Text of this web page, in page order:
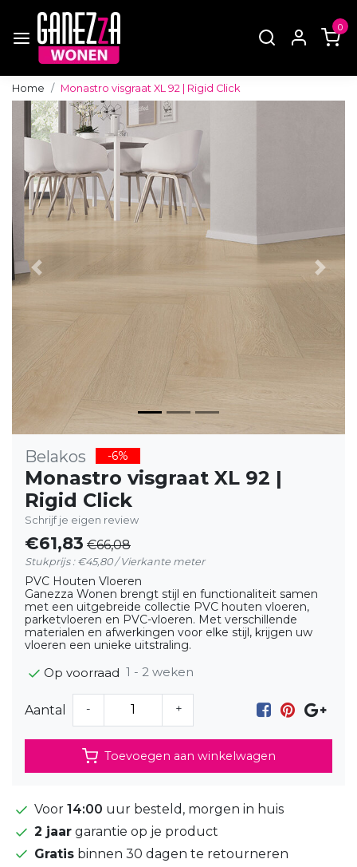
0
Home Monastro visgraat XL 92 | Rigid Click
Vorige
Belakos -6%
Monastro visgraat XL 92 |
Rigid Click
Schrijf je eigen review
€61,83 €66,08
Stukprijs : €45,80 / Vierkante meter
PVC Houten Vloeren
Ganezza Wonen brengt stijl en functionaliteit samen
met een uitgebreide collectie PVC houten vloeren,
parketvloeren en PVC-vloeren. Met verschillende
materialen en afwerkingen voor elke stijl, krijgen uw
vloeren een unieke uitstraling.
Op voorraad 1 - 2 weken
Aantal - +
Toevoegen aan winkelwagen
Voor 14:00 uur besteld, morgen in huis
2 jaar garantie op je product
Gratis binnen 30 dagen te retourneren